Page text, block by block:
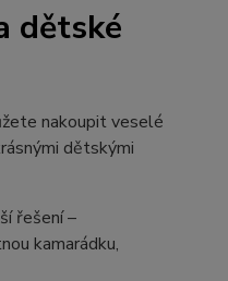
dětské
nakoupit veselé
dětskými
řešení –
kamarádku,